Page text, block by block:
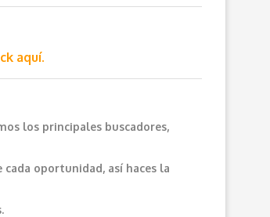
aquí.
los principales buscadores,
oportunidad, así haces la